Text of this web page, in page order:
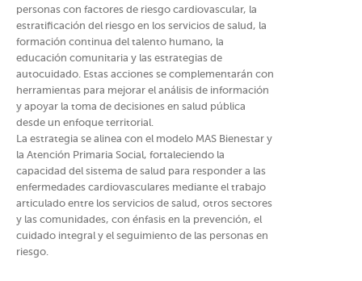
personas con factores de riesgo cardiovascular, la
estratificación del riesgo en los servicios de salud, la
formación continua del talento humano, la
educación comunitaria y las estrategias de
autocuidado. Estas acciones se complementarán con
herramientas para mejorar el análisis de información
y apoyar la toma de decisiones en salud pública
desde un enfoque territorial.
La estrategia se alinea con el modelo MAS Bienestar y
la Atención Primaria Social, fortaleciendo la
capacidad del sistema de salud para responder a las
enfermedades cardiovasculares mediante el trabajo
articulado entre los servicios de salud, otros sectores
y las comunidades, con énfasis en la prevención, el
cuidado integral y el seguimiento de las personas en
riesgo.